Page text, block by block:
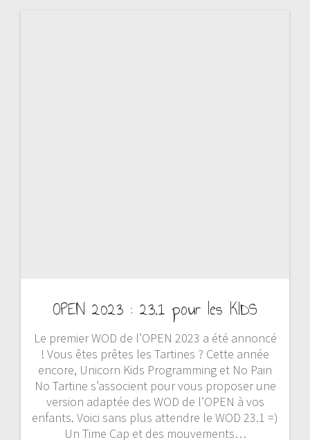
OPEN 2023 : 23.1 pour les KIDS
Le premier WOD de l’OPEN 2023 a été annoncé
! Vous êtes prêtes les Tartines ? Cette année
encore, Unicorn Kids Programming et No Pain
No Tartine s’associent pour vous proposer une
version adaptée des WOD de l’OPEN à vos
enfants. Voici sans plus attendre le WOD 23.1 =)
Un Time Cap et des mouvements…